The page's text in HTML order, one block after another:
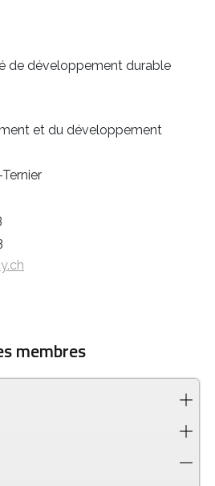
membres
de développement durable
et du développement